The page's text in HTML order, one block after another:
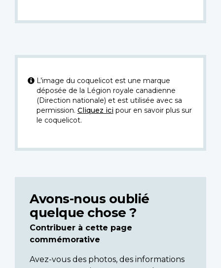
L’image du coquelicot est une marque
déposée de la Légion royale canadienne
(Direction nationale) et est utilisée avec sa
permission. Cliquez icipour en savoir plus sur
le coquelicot.
Avons-nous oublié
quelque chose ?
Contribuer à cette page
commémorative
Avez-vous des photos, des informations